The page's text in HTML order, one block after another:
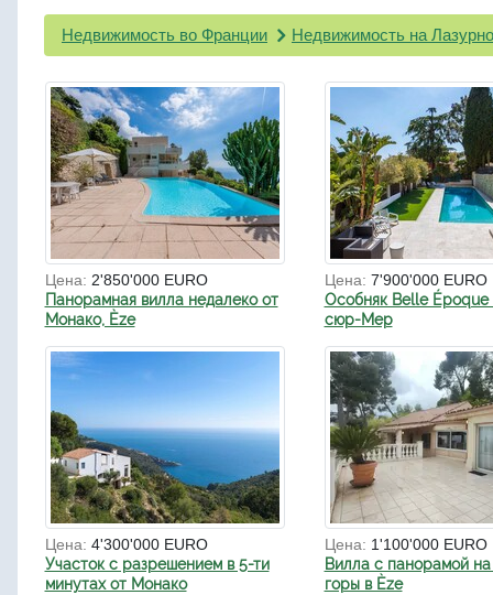
Недвижимость во Франции Недвижимость на
Цена: 2'850'000 EURO
Панорамная вилла недалеко от
Монако, Èze
Цена: 7'900'000 EURO
Особняк Belle Époque
сюр-Мер
Цена: 4'300'000 EURO
Участок с разрешением в 5-ти
минутах от Монако
Цена: 1'100'000 EURO
Вилла с панорамой
горы в Èze